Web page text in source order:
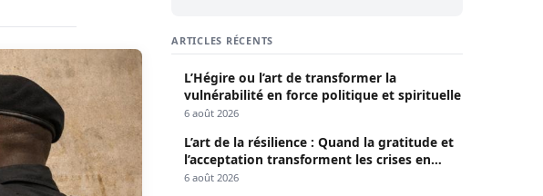
ARTICLES RÉCENTS
L’Hégire ou l’art de transformer la
vulnérabilité en force politique et spirituelle
6 août 2026
L’art de la résilience : Quand la gratitude et
l’acceptation transforment les crises en
opportunités
6 août 2026